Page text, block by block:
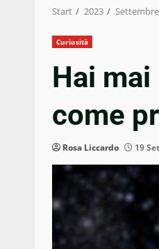
Start 2023 Settembre
Curiosità
Hai mai
come
Rosa Liccardo 19